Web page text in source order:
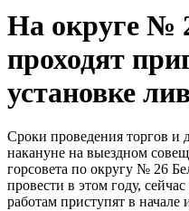
На округе №
проходят
установке
Сроки проведения торгов и
накануне на выездном
горсовета по округу № 26
провести в этом году,
работам приступят в начале